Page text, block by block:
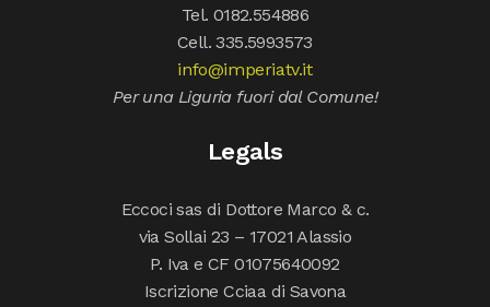
Tel. 0182.554886
Cell. 335.5993573
info@imperiatv.it
Per una Liguria fuori dal Comune!
Legals
Eccoci sas di Dottore Marco & c.
via Sollai 23 – 17021 Alassio
P. Iva e CF 01075640092
Iscrizione Cciaa di Savona